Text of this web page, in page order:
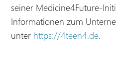
seiner Medicine4Future-
Informationen zum
unter https://4teen4.de.